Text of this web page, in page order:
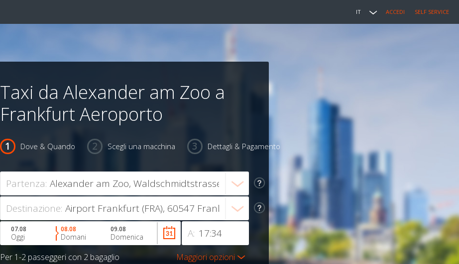
IT ACCEDI SELF SERVICE
Taxi da Alexander am Zoo a
Frankfurt Aeroporto
Dove & Quando Scegli una macchina Dettagli & Pagamento
Partenza:
Destinazione:
A:
07.08
Oggi
08.08
Domani
09.08
Domenica
Per 1-2 passeggeri con 2 bagaglio Maggiori opzioni